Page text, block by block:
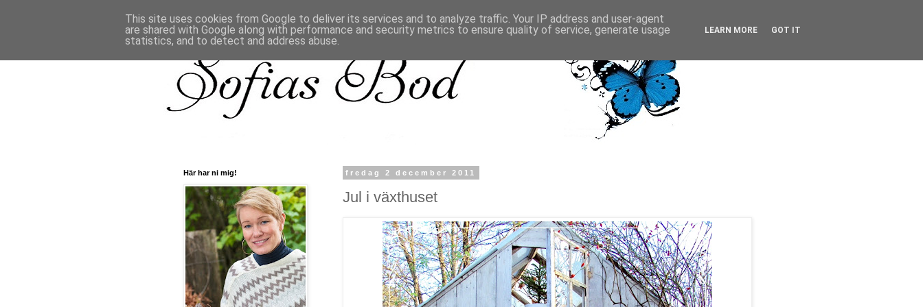
fredag 2 december 2011
Jul i växthuset
Här har ni mig!
This site uses cookies from Google to deliver its services and to analyze traffic. Your IP address and user-agent
are shared with Google along with performance and security metrics to ensure quality of service, generate usage
statistics, and to detect and address abuse.
LEARN MORE GOT IT